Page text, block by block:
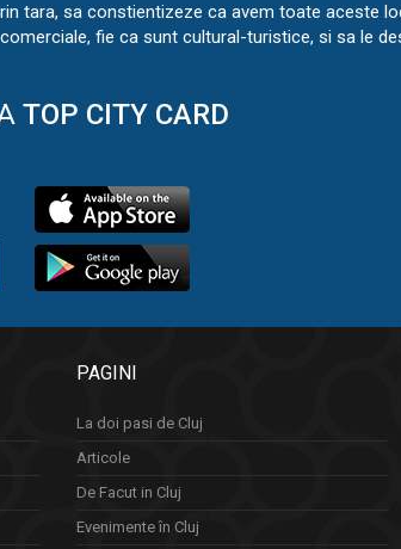
tara, sa constientizeze ca avem toate aceste
fie ca sunt cultural-turistice, si sa le
TOP CITY CARD
PAGINI
La doi pasi de Cluj
Articole
De Facut in Cluj
Evenimente în Cluj